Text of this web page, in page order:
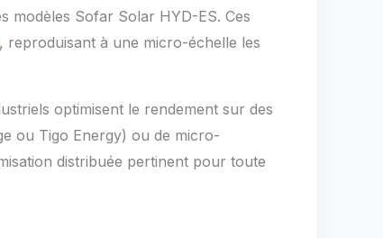
modèles Sofar Solar HYD-ES. Ces
, reproduisant à une micro-échelle les
optimisent le rendement sur des
ou Tigo Energy) ou de micro-
distribuée pertinent pour toute